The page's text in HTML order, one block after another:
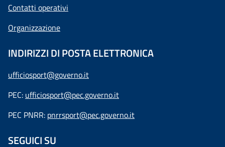
Contatti operativi
Organizzazione
INDIRIZZI DI POSTA ELETTRONICA
ufficiosport@governo.it
PEC: ufficiosport@pec.governo.it
PEC PNRR: pnrrsport@pec.governo.it
SEGUICI SU